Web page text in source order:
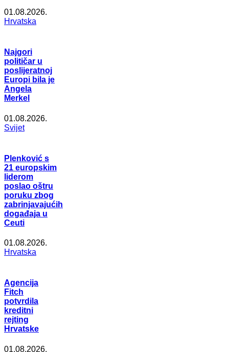
01.08.2026.
Hrvatska
Najgori
političar u
poslijeratnoj
Europi bila je
Angela
Merkel
01.08.2026.
Svijet
Plenković s
21 europskim
liderom
poslao oštru
poruku zbog
zabrinjavajućih
događaja u
Ceuti
01.08.2026.
Hrvatska
Agencija
Fitch
potvrdila
kreditni
rejting
Hrvatske
01.08.2026.